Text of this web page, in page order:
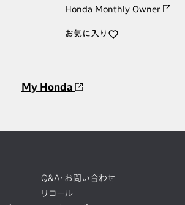
Honda Monthly Owner
お気に入り
My Honda
Q&A・お問い合わせ
リコール